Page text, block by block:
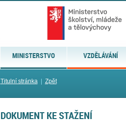
MINISTERSTVO VZDĚLÁVÁNÍ
Titulní stránka| Zpět
DOKUMENT KE STAŽENÍ